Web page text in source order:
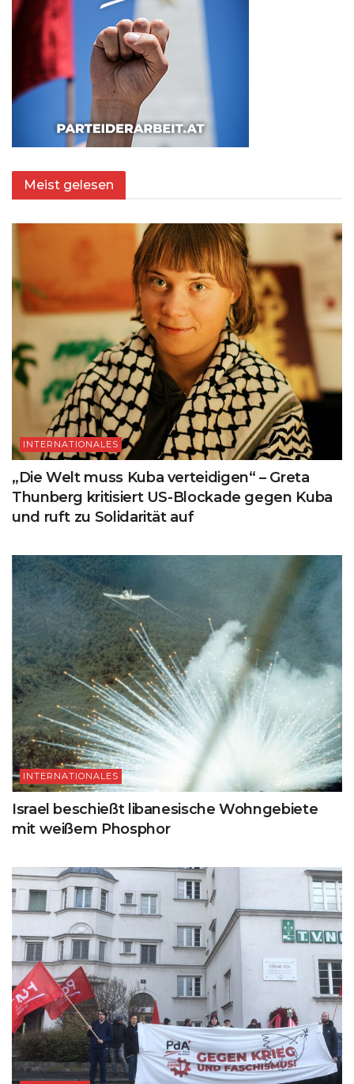
Meist gelesen
INTERNATIONALES
„Die Welt muss Kuba verteidigen“ – Greta
Thunberg kritisiert US-Blockade gegen Kuba
und ruft zu Solidarität auf
INTERNATIONALES
Israel beschießt libanesische Wohngebiete
mit weißem Phosphor